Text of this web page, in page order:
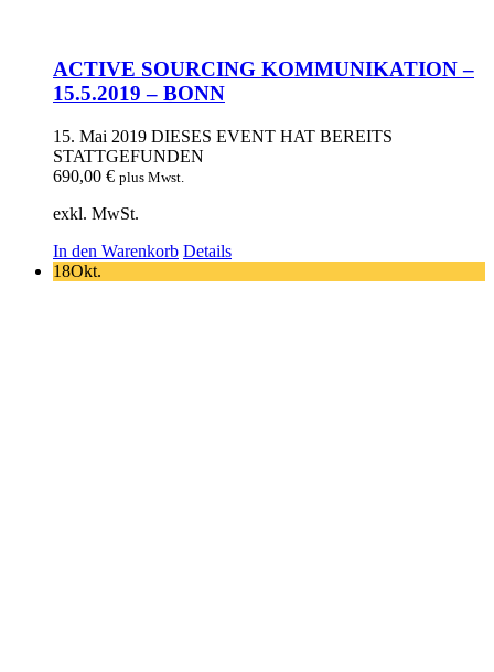
ACTIVE SOURCING KOMMUNIKATION –
15.5.2019 – BONN
15. Mai 2019 DIESES EVENT HAT BEREITS
STATTGEFUNDEN
690,00 € plus Mwst.
exkl. MwSt.
In den Warenkorb Details
18Okt.